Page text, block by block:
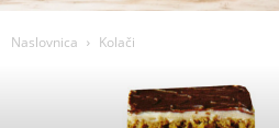
Naslovnica Kolači